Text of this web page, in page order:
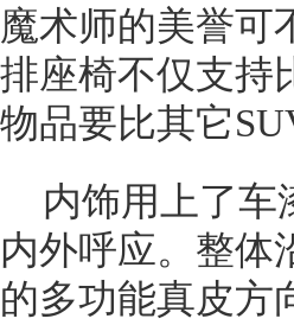
魔术师的美誉可
排座椅不仅支持
物品要比其它
内饰用上了车
内外呼应。整体
的多功能真皮方